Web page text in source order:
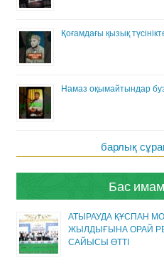
Қоғамдағы қызық
Намаз оқымайтындар
барлық
Бас
АТЫРАУДА ҚҰСПАН
ЖЫЛДЫҒЫНА ОРАЙ
САЙЫСЫ ӨТТІ